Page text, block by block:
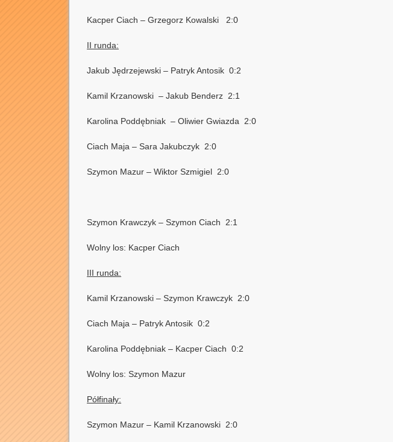
Kacper Ciach – Grzegorz Kowalski 2:0
II runda:
Jakub Jędrzejewski – Patryk Antosik 0:2
Kamil Krzanowski – Jakub Benderz 2:1
Karolina Poddębniak – Oliwier Gwiazda 2:0
Ciach Maja – Sara Jakubczyk 2:0
Szymon Mazur – Wiktor Szmigiel 2:0
Szymon Krawczyk – Szymon Ciach 2:1
Wolny los: Kacper Ciach
III runda:
Kamil Krzanowski – Szymon Krawczyk 2:0
Ciach Maja – Patryk Antosik 0:2
Karolina Poddębniak – Kacper Ciach 0:2
Wolny los: Szymon Mazur
Półfinały:
Szymon Mazur – Kamil Krzanowski 2:0